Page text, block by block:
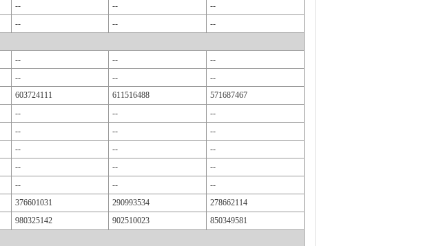
-- --
--
-- --
--
-- --
--
-- --
--
603724111 611516488
571687467
-- --
--
-- --
--
-- --
--
-- --
--
-- --
--
376601031 290993534
278662114
980325142 902510023
850349581